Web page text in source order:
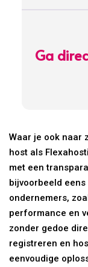
Ga
Waar je ook naar
host als
met een
bijvoorbeeld
ondernemers,
performance en
zonder gedoe
registreren en
eenvoudige